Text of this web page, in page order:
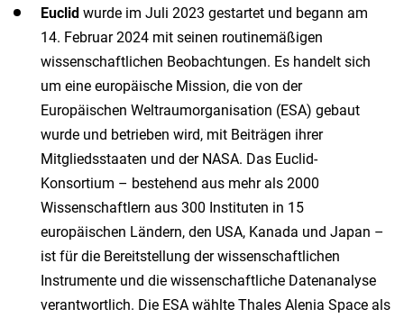
Euclid wurde im Juli 2023 gestartet und begann am
14. Februar 2024 mit seinen routinemäßigen
wissenschaftlichen Beobachtungen. Es handelt sich
um eine europäische Mission, die von der
Europäischen Weltraumorganisation (ESA) gebaut
wurde und betrieben wird, mit Beiträgen ihrer
Mitgliedsstaaten und der NASA. Das Euclid-
Konsortium – bestehend aus mehr als 2000
Wissenschaftlern aus 300 Instituten in 15
europäischen Ländern, den USA, Kanada und Japan –
ist für die Bereitstellung der wissenschaftlichen
Instrumente und die wissenschaftliche Datenanalyse
verantwortlich. Die ESA wählte Thales Alenia Space als